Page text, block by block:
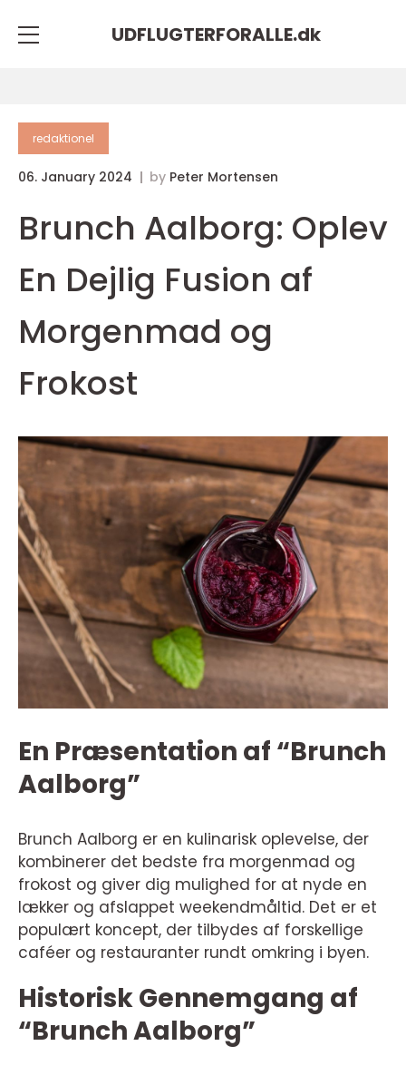
UDFLUGTERFORALLE.dk
redaktionel
06. January 2024 by Peter Mortensen
Brunch Aalborg: Oplev
En Dejlig Fusion af
Morgenmad og
Frokost
En Præsentation af “Brunch
Aalborg”
Brunch Aalborg er en kulinarisk oplevelse, der
kombinerer det bedste fra morgenmad og
frokost og giver dig mulighed for at nyde en
lækker og afslappet weekendmåltid. Det er et
populært koncept, der tilbydes af forskellige
caféer og restauranter rundt omkring i byen.
Historisk Gennemgang af
“Brunch Aalborg”